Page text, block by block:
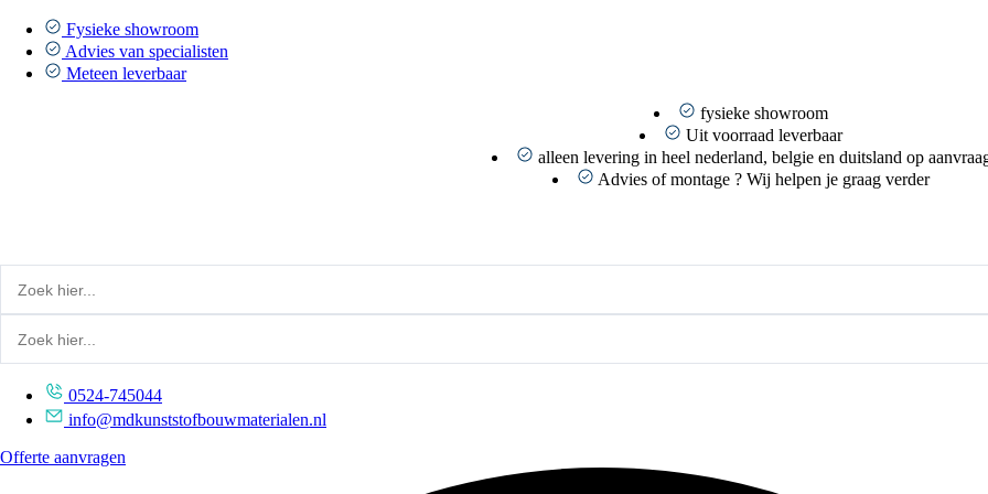
naar
inhoud
Fysieke showroom
Advies van specialisten
Meteen leverbaar
fysieke showroom
Uit voorraad leverbaar
alleen levering in heel nederland, belgie en duitsland op
Advies of montage ? Wij helpen je graag verder
0524-745044
info@mdkunststofbouwmaterialen.nl
Offerte aanvragen